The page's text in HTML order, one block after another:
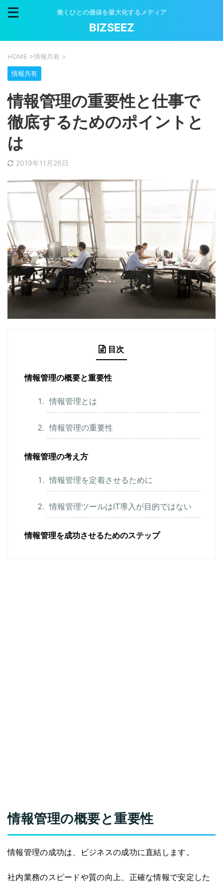
働くひとの価値を最大化するメディア
BIZSEEZ
HOME >情報共有 >
情報共有
情報管理の重要性と仕事で
徹底するためのポイントと
は
2019年11月26日
目次
情報管理の概要と重要性
情報管理とは
情報管理の重要性
情報管理の考え方
情報管理を定着させるために
情報管理ツールはIT導入が目的ではない
情報管理を成功させるためのステップ
情報管理の概要と重要性
情報管理の成功は、ビジネスの成功に直結します。
社内業務のスピードや質の向上、正確な情報で安定した